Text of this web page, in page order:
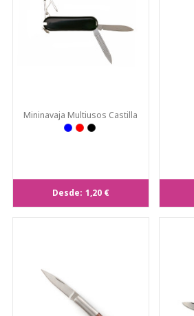
Mininavaja Multiusos Castilla
Desde: 1,20 €